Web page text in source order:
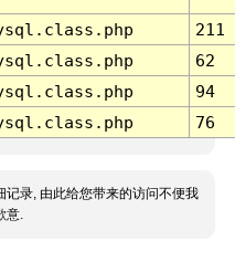
211
62
94
76
记录, 由此给您带来的访问不便我
意.